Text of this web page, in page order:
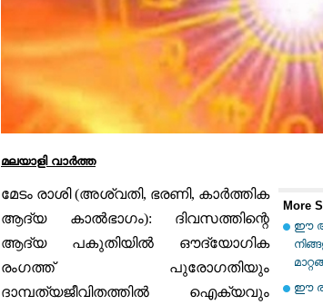
മലയാളി വാര്‍ത്ത
More
ഈ
ഈ
മേടം രാശി (അശ്വതി, ഭരണി, കാർത്തിക
ആദ്യ കാൽഭാഗം): ദിവസത്തിന്റെ
ആദ്യ പകുതിയിൽ ഔദ്യോഗിക
രംഗത്ത് പുരോഗതിയും
ദാമ്പത്യജീവിതത്തിൽ ഐക്യവും